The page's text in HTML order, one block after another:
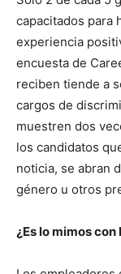
capacitados para
experiencia
encuesta de
reciben tiende a
cargos de
muestren dos
los candidatos
noticia, se abran
género u otros
¿Es lo mimos